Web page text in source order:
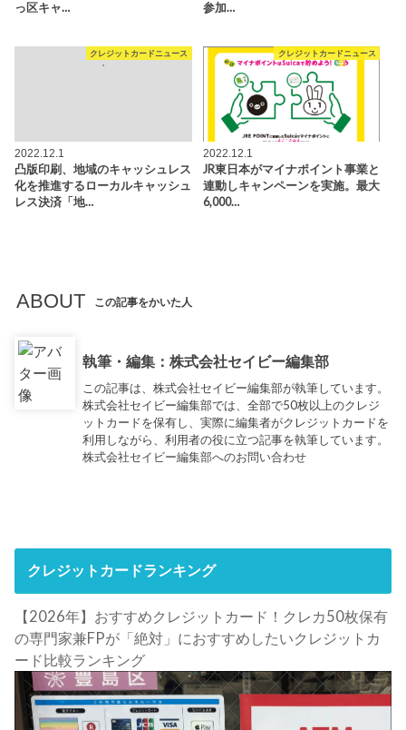
っ区キャ…
参加…
クレジットカードニュース
2022.12.1
凸版印刷、地域のキャッシュレス
化を推進するローカルキャッシュ
レス決済「地…
クレジットカードニュース
2022.12.1
JR東日本がマイナポイント事業と
連動しキャンペーンを実施。最大
6,000…
ABOUT この記事をかいた人
執筆・編集：株式会社セイビー編集部
この記事は、株式会社セイビー編集部が執筆しています。
株式会社セイビー編集部では、全部で50枚以上のクレジ
ットカードを保有し、実際に編集者がクレジットカードを
利用しながら、利用者の役に立つ記事を執筆しています。
株式会社セイビー編集部へのお問い合わせ
クレジットカードランキング
【2026年】おすすめクレジットカード！クレカ50枚保有
の専門家兼FPが「絶対」におすすめしたいクレジットカ
ード比較ランキング